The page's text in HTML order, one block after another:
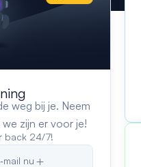
weg bij je. Neem
zijn er voor je!
back 24/7!
nu